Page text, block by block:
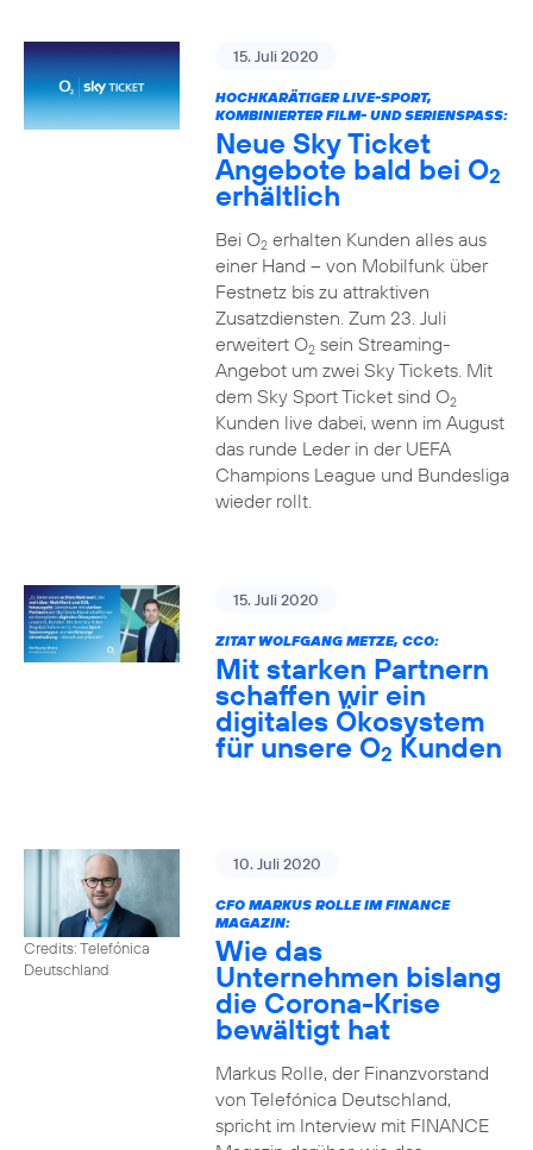
15. Juli 2020
HOCHKARÄTIGER LIVE-SPORT,
KOMBINIERTER FILM- UND SERIENSPASS:
Neue Sky Ticket
Angebote bald bei O2
erhältlich
Bei O2erhalten Kunden alles aus
einer Hand – von Mobilfunk über
Festnetz bis zu attraktiven
Zusatzdiensten. Zum 23. Juli
erweitert O2sein Streaming-
Angebot um zwei Sky Tickets. Mit
dem Sky Sport Ticket sind O2
Kunden live dabei, wenn im August
das runde Leder in der UEFA
Champions League und Bundesliga
wieder rollt.
15. Juli 2020
ZITAT WOLFGANG METZE, CCO:
Mit starken Partnern
schaffen wir ein
digitales Ökosystem
für unsere O2 Kunden
Credits: Telefónica
Deutschland
10. Juli 2020
CFO MARKUS ROLLE IM FINANCE
MAGAZIN:
Wie das
Unternehmen bislang
die Corona-Krise
bewältigt hat
Markus Rolle, der Finanzvorstand
von Telefónica Deutschland,
spricht im Interview mit FINANCE